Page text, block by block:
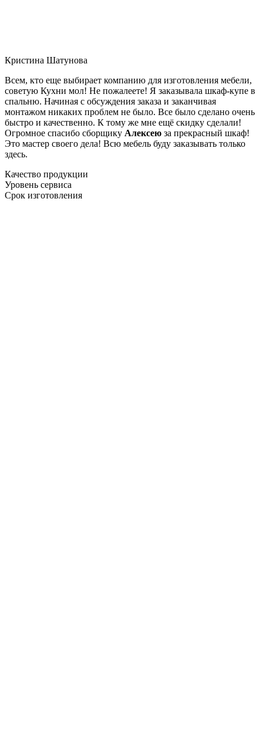
Кристина Шатунова
Всем, кто еще выбирает компанию для изготовления мебели,
советую Кухни мол! Не пожалеете! Я заказывала шкаф-купе в
спальню. Начиная с обсуждения заказа и заканчивая
монтажом никаких проблем не было. Все было сделано очень
быстро и качественно. К тому же мне ещё скидку сделали!
Огромное спасибо сборщику Алексею за прекрасный шкаф!
Это мастер своего дела! Всю мебель буду заказывать только
здесь.
Качество продукции
Уровень сервиса
Срок изготовления